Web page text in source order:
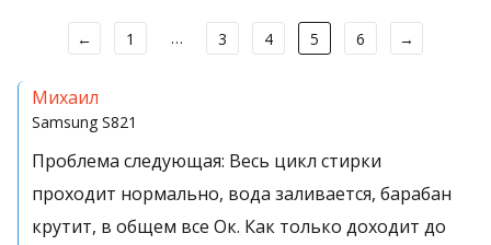
← 1 … 3 4 5 6 →
Михаил
Samsung S821
Проблема следующая: Весь цикл стирки
проходит нормально, вода заливается, барабан
крутит, в общем все Ок. Как только доходит до